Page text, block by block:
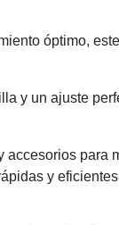
óptimo,
y un ajuste
para
y